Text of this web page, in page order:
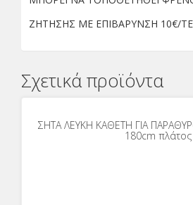
ΖΗΤΗΣΗΣ ΜΕ ΕΠΙΒΑΡΥΝΣΗ 10€/
Σχετικά προϊόντα
ΣΗΤΑ ΛΕΥΚΗ ΚΑΘΕΤΗ ΓΙΑ
180cm πλάτος